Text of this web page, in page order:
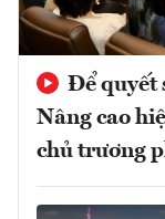
Để quyết
Nâng cao
chủ trương